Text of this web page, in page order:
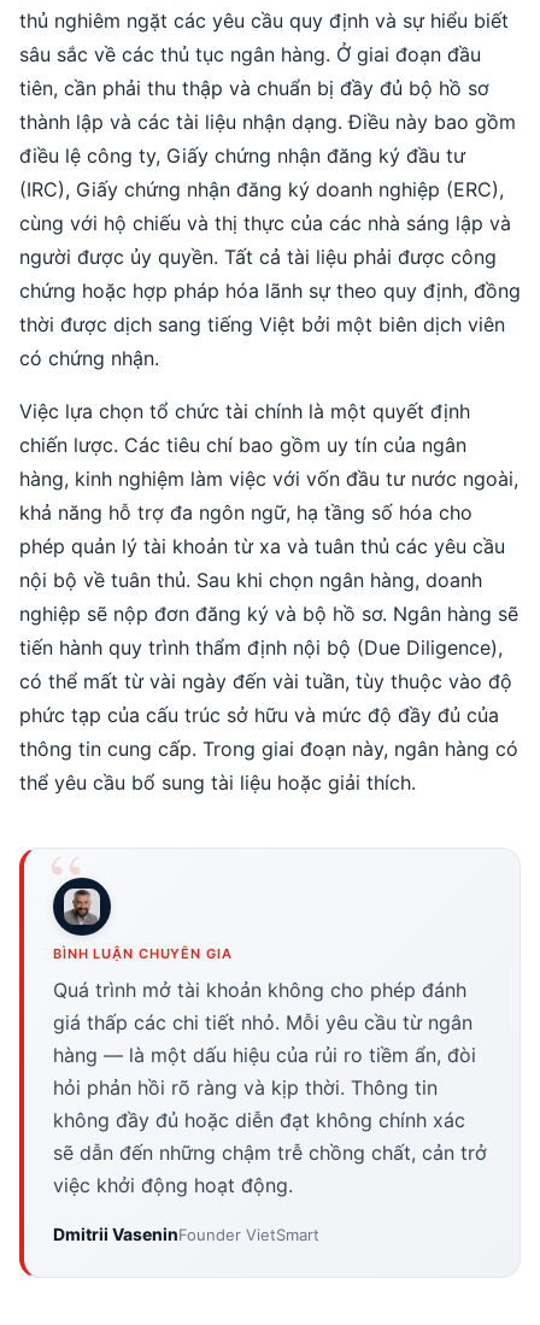
thủ nghiêm ngặt các yêu cầu quy định và sự hiểu biết
sâu sắc về các thủ tục ngân hàng. Ở giai đoạn đầu
tiên, cần phải thu thập và chuẩn bị đầy đủ bộ hồ sơ
thành lập và các tài liệu nhận dạng. Điều này bao gồm
điều lệ công ty, Giấy chứng nhận đăng ký đầu tư
(IRC), Giấy chứng nhận đăng ký doanh nghiệp (ERC),
cùng với hộ chiếu và thị thực của các nhà sáng lập và
người được ủy quyền. Tất cả tài liệu phải được công
chứng hoặc hợp pháp hóa lãnh sự theo quy định, đồng
thời được dịch sang tiếng Việt bởi một biên dịch viên
có chứng nhận.
Việc lựa chọn tổ chức tài chính là một quyết định
chiến lược. Các tiêu chí bao gồm uy tín của ngân
hàng, kinh nghiệm làm việc với vốn đầu tư nước ngoài,
khả năng hỗ trợ đa ngôn ngữ, hạ tầng số hóa cho
phép quản lý tài khoản từ xa và tuân thủ các yêu cầu
nội bộ về tuân thủ. Sau khi chọn ngân hàng, doanh
nghiệp sẽ nộp đơn đăng ký và bộ hồ sơ. Ngân hàng sẽ
tiến hành quy trình thẩm định nội bộ (Due Diligence),
có thể mất từ vài ngày đến vài tuần, tùy thuộc vào độ
phức tạp của cấu trúc sở hữu và mức độ đầy đủ của
thông tin cung cấp. Trong giai đoạn này, ngân hàng có
thể yêu cầu bổ sung tài liệu hoặc giải thích.
BÌNH LUẬN CHUYÊN GIA
Quá trình mở tài khoản không cho phép đánh
giá thấp các chi tiết nhỏ. Mỗi yêu cầu từ ngân
hàng — là một dấu hiệu của rủi ro tiềm ẩn, đòi
hỏi phản hồi rõ ràng và kịp thời. Thông tin
không đầy đủ hoặc diễn đạt không chính xác
sẽ dẫn đến những chậm trễ chồng chất, cản trở
việc khởi động hoạt động.
Dmitrii VaseninFounder VietSmart